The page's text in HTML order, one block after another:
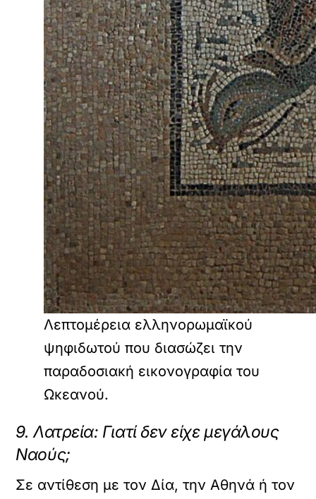
Λεπτομέρεια ελληνορωμαϊκού
ψηφιδωτού που διασώζει την
παραδοσιακή εικονογραφία του
Ωκεανού.
9. Λατρεία: Γιατί δεν είχε μεγάλους
Ναούς;
Σε αντίθεση με τον Δία, την Αθηνά ή τον